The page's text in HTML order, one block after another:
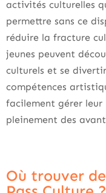
activités culturelles
permettre sans ce
réduire la fracture
jeunes peuvent
culturels et se
compétences
facilement gérer
pleinement des
Où trouver